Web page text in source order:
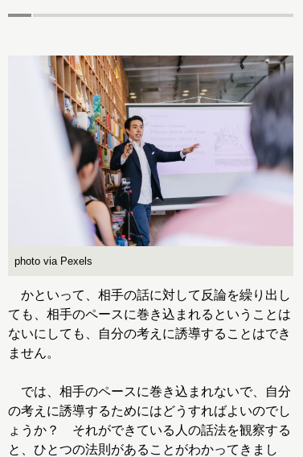
photo via Pexels
かといって、相手の話に対して反論を繰り出し
ても、相手のペースに巻き込まれるということは
ないにしても、自分の考えに誘導することはでき
ません。
では、相手のペースに巻き込まれないで、自分
の考えに誘導するためにはどうすればよいのでし
ょうか？ それができている人の話法を観察する
と、ひとつの法則があることがわかってきまし